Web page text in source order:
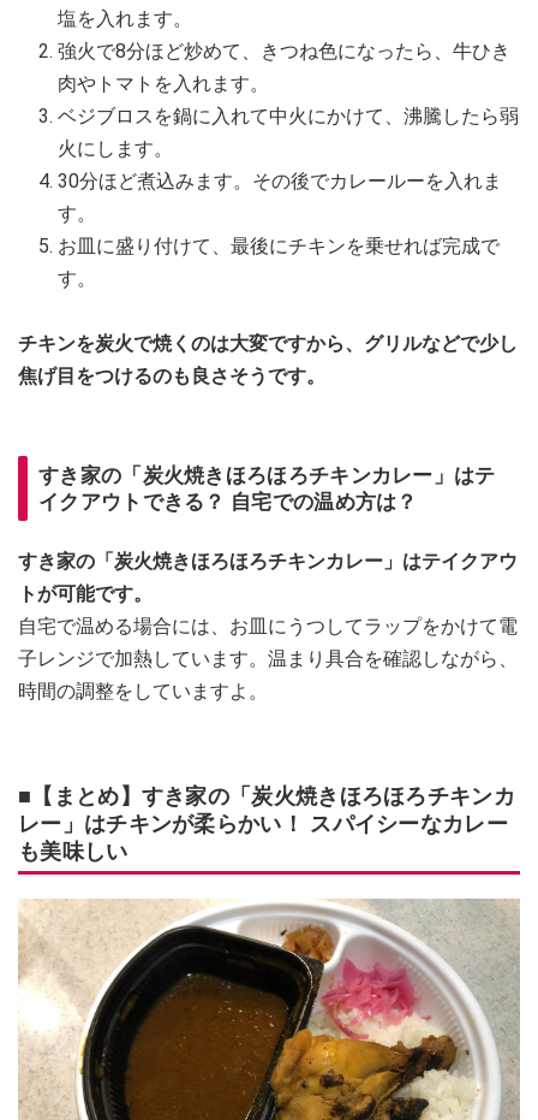
塩を入れます。
強火で8分ほど炒めて、きつね色になったら、牛ひき
肉やトマトを入れます。
ベジブロスを鍋に入れて中火にかけて、沸騰したら弱
火にします。
30分ほど煮込みます。その後でカレールーを入れま
す。
お皿に盛り付けて、最後にチキンを乗せれば完成で
す。
チキンを炭火で焼くのは大変ですから、グリルなどで少し
焦げ目をつけるのも良さそうです。
すき家の「炭火焼きほろほろチキンカレー」はテ
イクアウトできる？ 自宅での温め方は？
すき家の「炭火焼きほろほろチキンカレー」はテイクアウ
トが可能です。
自宅で温める場合には、お皿にうつしてラップをかけて電
子レンジで加熱しています。温まり具合を確認しながら、
時間の調整をしていますよ。
■【まとめ】すき家の「炭火焼きほろほろチキンカ
レー」はチキンが柔らかい！ スパイシーなカレー
も美味しい